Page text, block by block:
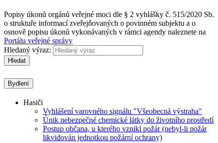
Popisy úkonů orgánů veřejné moci dle § 2 vyhlášky č. 515/2020 Sb.
o struktuře informací zveřejňovaných o povinném subjektu a o
osnově popisu úkonů vykonávaných v rámci agendy naleznete na
Portálu veřejné správy
Hledaný výraz:
Hledat
Bydlení
Hasiči
Vyhlášení varovného signálu "Všeobecná výstraha"
Únik nebezpečné chemické látky do životního prostředí
Postup občana, u kterého vznikl požár (nebyl-li požár
likvidován jednotkou požární ochrany)